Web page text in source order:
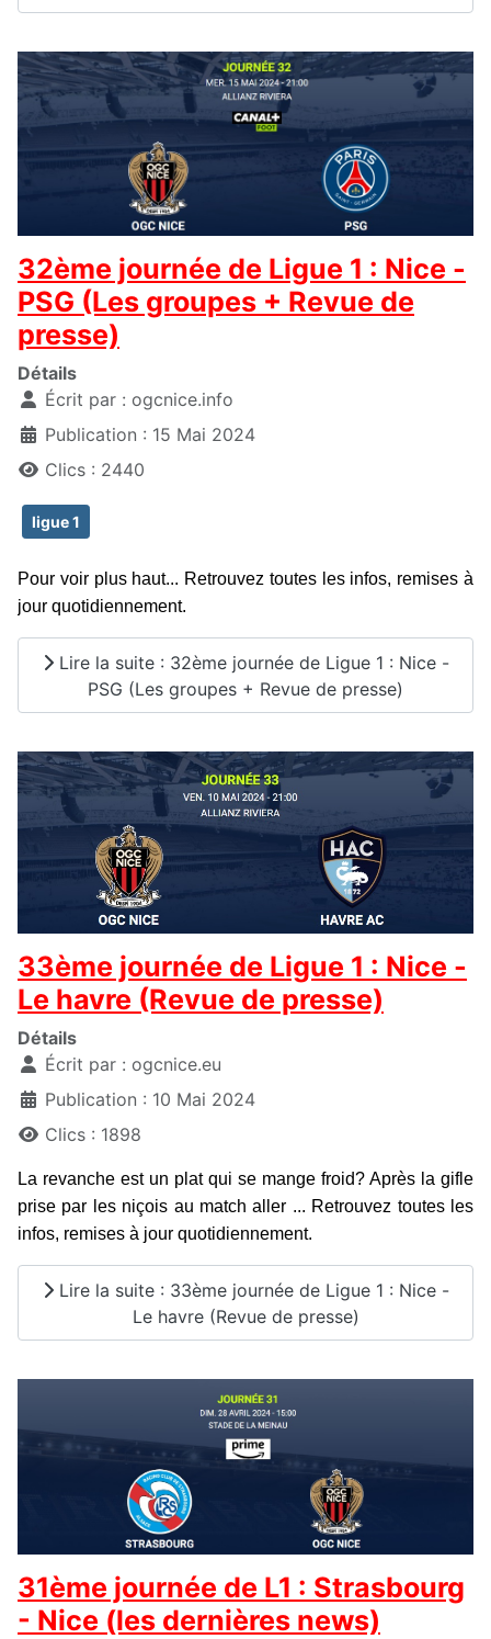
32ème journée de Ligue 1 : Nice -
PSG (Les groupes + Revue de
presse)
Détails
Écrit par : ogcnice.info
Publication : 15 Mai 2024
Clics : 2440
ligue 1
Pour voir plus haut... Retrouvez toutes les infos, remises à
jour quotidiennement.
Lire la suite : 32ème journée de Ligue 1 : Nice -
PSG (Les groupes + Revue de presse)
33ème journée de Ligue 1 : Nice -
Le havre (Revue de presse)
Détails
Écrit par : ogcnice.eu
Publication : 10 Mai 2024
Clics : 1898
La revanche est un plat qui se mange froid? Après la gifle
prise par les niçois au match aller ... Retrouvez toutes les
infos, remises à jour quotidiennement.
Lire la suite : 33ème journée de Ligue 1 : Nice -
Le havre (Revue de presse)
31ème journée de L1 : Strasbourg
- Nice (les dernières news)